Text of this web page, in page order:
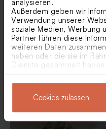
analysieren.
Außerdem geben wir
Verwendung unserer
soziale Medien, Werbung
Partner führen diese
weiteren Daten
haben oder die sie im
Dienste gesammelt haben.
Cookies zulassen
Badesalz und
Dankeskarte "Fotoglück"